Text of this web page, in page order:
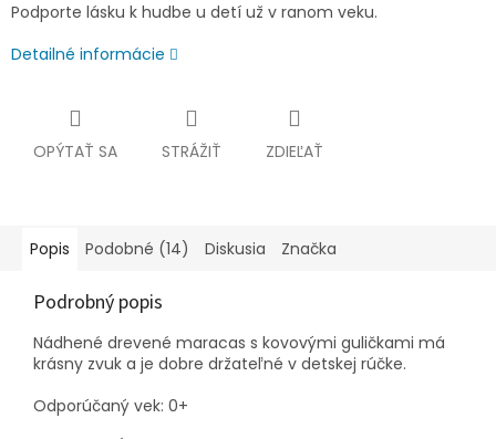
Podporte lásku k hudbe u detí už v ranom veku.
Detailné informácie
OPÝTAŤ SA STRÁŽIŤ ZDIEĽAŤ
Popis Podobné (14) Diskusia Značka
Podrobný popis
Nádhené drevené maracas s kovovými guličkami má
krásny zvuk a je dobre držateľné v detskej rúčke.
Odporúčaný vek: 0+